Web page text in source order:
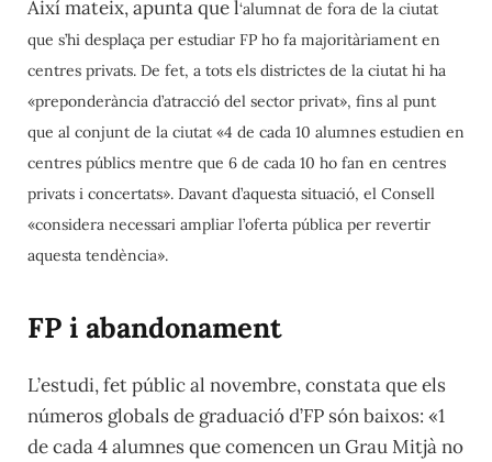
Així mateix, apunta que l‘alumnat de fora de la ciutat
que s’hi desplaça per estudiar FP ho fa majoritàriament en
centres privats. De fet, a tots els districtes de la ciutat hi ha
«preponderància d’atracció del sector privat», fins al punt
que al conjunt de la ciutat «4 de cada 10 alumnes estudien en
centres públics mentre que 6 de cada 10 ho fan en centres
privats i concertats». Davant d’aquesta situació, el Consell
«considera necessari ampliar l’oferta pública per revertir
aquesta tendència».
FP i abandonament
L’estudi, fet públic al novembre, constata que els
números globals de graduació d’FP són baixos: «1
de cada 4 alumnes que comencen un Grau Mitjà no